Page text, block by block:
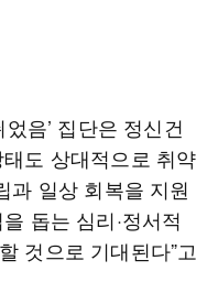
음’ 집단은 정신건
도 상대적으로 취약
과 일상 회복을 지원
돕는 심리·정서적
것으로 기대된다”고